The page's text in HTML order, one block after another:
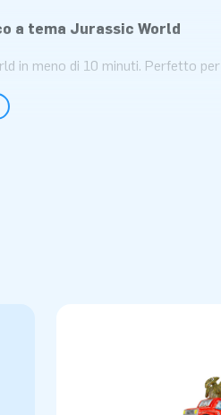
a tema Jurassic World
in meno di 10 minuti. Perfetto per
Questo gonfiabile viene fornito
gonfiabili sicure e durevoli